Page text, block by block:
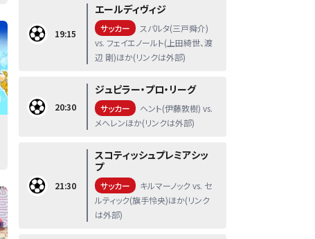
19:15
エールディヴィジ
サッカー
スパルタ(三戸舜介)
vs. フェイエノールト(上田綺世、渡
辺 剛)ほか(リンクは外部)
20:30
ジュピラー・プロ・リーグ
サッカー
ヘント(伊藤敦樹) vs.
メヘレンほか(リンクは外部)
21:30
スコティッシュプレミアシッ
プ
サッカー
キルマーノック vs. セ
ルティック(旗手怜央)ほか(リンク
は外部)